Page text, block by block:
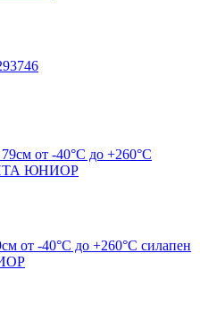
от -40°C до +260°C силапен